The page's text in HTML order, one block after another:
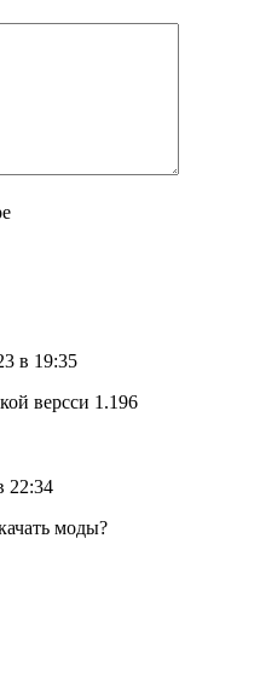
в 19:35
версси 1.196
22:34
моды?